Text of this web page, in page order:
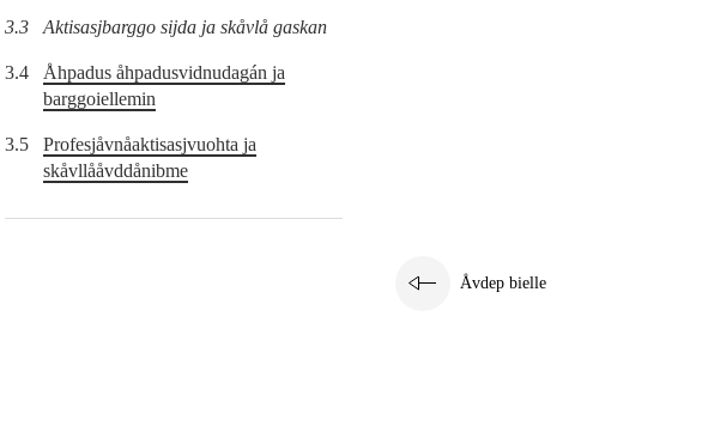
3.3 Aktisasjbarggo sijda ja skåvlå gaskan
3.4
Åhpadus åhpadusvidnudagán ja
barggoiellemin
3.5
Profesjåvnåaktisasjvuohta ja
skåvllååvddånibme
Åvdep bielle